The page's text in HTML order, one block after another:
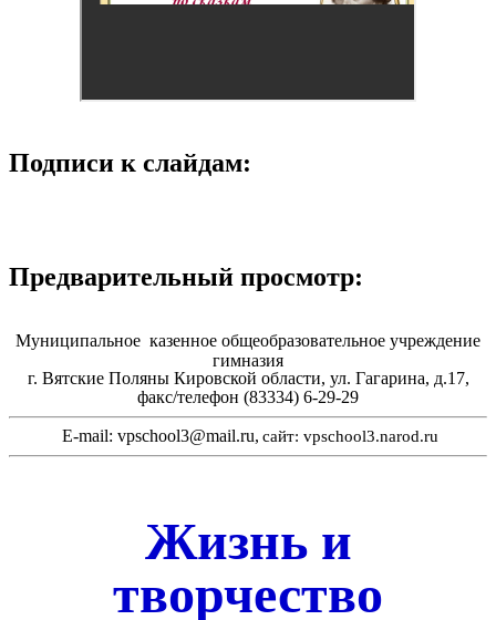
Подписи к слайдам:
Предварительный просмотр:
Муниципальное казенное общеобразовательное учреждение
гимназия
г. Вятские Поляны Кировской области, ул. Гагарина, д.17,
факс/телефон (83334) 6-29-29
E-mail: vpschool3@mail.ru, сайт: vpschool3.narod.ru
Жизнь и
творчество